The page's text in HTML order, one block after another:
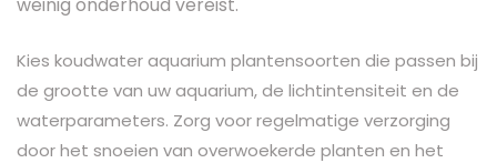
Kies koudwater aquarium plantensoorten die passen bij
de grootte van uw aquarium, de lichtintensiteit en de
waterparameters. Zorg voor regelmatige verzorging
door het snoeien van overwoekerde planten en het